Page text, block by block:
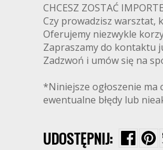
CHCESZ ZOSTAĆ
Czy prowadzisz warsztat,
Oferujemy niezwykle
Zapraszamy do kontaktu
Zadzwoń i umów się na
*Niniejsze ogłoszenie
ewentualne błędy lub
UDOSTĘPNIJ: